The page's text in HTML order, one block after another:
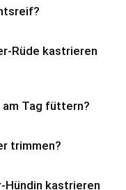
Rüde kastrieren
am Tag füttern?
trimmen?
Hündin kastrieren